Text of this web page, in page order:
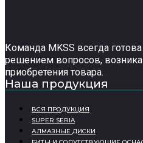
Команда MKSS всегда
решением вопросов,
приобретения товара.
Наша продукция
ВСЯ ПРОДУКЦИЯ
SUPER SERIA
АЛМАЗНЫЕ ДИСКИ